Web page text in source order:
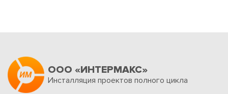
ООО «ИНТЕРМАКС»
Инсталляция проектов полного цикла